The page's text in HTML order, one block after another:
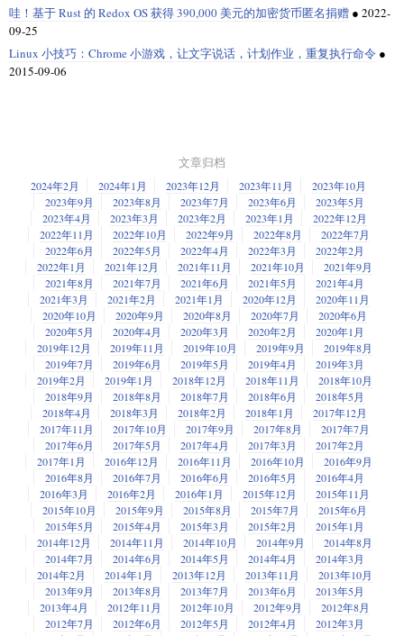
哇！基于 Rust 的 Redox OS 获得 390,000 美元的加密货币匿名捐赠 ● 2022-
09-25
Linux 小技巧：Chrome 小游戏，让文字说话，计划作业，重复执行命令 ●
2015-09-06
文章归档
2024年2月 2024年1月 2023年12月 2023年11月
2023年10月
2023年9月
2023年8月 2023年7月 2023年6月
2023年5月
2023年4月
2023年3月 2023年2月 2023年1月
2022年12月
2022年11月
2022年10月 2022年9月 2022年8月
2022年7月
2022年6月
2022年5月 2022年4月 2022年3月
2022年2月
2022年1月
2021年12月 2021年11月 2021年10月
2021年9月
2021年8月
2021年7月 2021年6月 2021年5月
2021年4月
2021年3月
2021年2月 2021年1月 2020年12月
2020年11月
2020年10月
2020年9月 2020年8月 2020年7月
2020年6月
2020年5月
2020年4月 2020年3月 2020年2月
2020年1月
2019年12月
2019年11月 2019年10月 2019年9月
2019年8月
2019年7月
2019年6月 2019年5月 2019年4月
2019年3月
2019年2月
2019年1月 2018年12月 2018年11月
2018年10月
2018年9月
2018年8月 2018年7月 2018年6月
2018年5月
2018年4月
2018年3月 2018年2月 2018年1月
2017年12月
2017年11月
2017年10月 2017年9月 2017年8月
2017年7月
2017年6月
2017年5月 2017年4月 2017年3月
2017年2月
2017年1月
2016年12月 2016年11月 2016年10月
2016年9月
2016年8月
2016年7月 2016年6月 2016年5月
2016年4月
2016年3月
2016年2月 2016年1月 2015年12月
2015年11月
2015年10月
2015年9月 2015年8月 2015年7月
2015年6月
2015年5月
2015年4月 2015年3月 2015年2月
2015年1月
2014年12月
2014年11月 2014年10月 2014年9月
2014年8月
2014年7月
2014年6月 2014年5月 2014年4月
2014年3月
2014年2月
2014年1月 2013年12月 2013年11月
2013年10月
2013年9月
2013年8月 2013年7月 2013年6月
2013年5月
2013年4月
2012年11月 2012年10月 2012年9月
2012年8月
2012年7月
2012年6月 2012年5月 2012年4月
2012年3月